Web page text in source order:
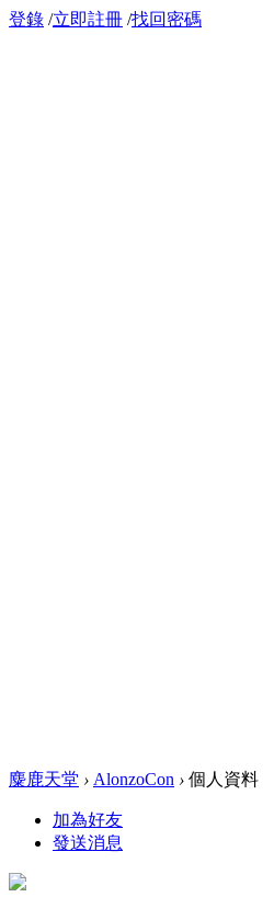
登錄 /立即註冊 /找回密碼
麋鹿天堂 › AlonzoCon › 個人資料
加為好友
發送消息